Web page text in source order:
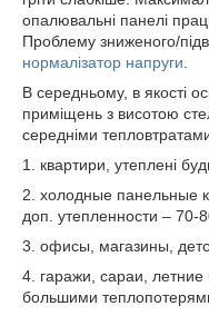
опалювальні панелі
Проблему зниженого/
нормалізатор напруги
В середньому, в якості
приміщень з висотою
середніми
1. квартири, утеплені
2. холодные панельные
доп. утепленности – 70-
3. офисы, магазины,
4. гаражи, сараи,
большими